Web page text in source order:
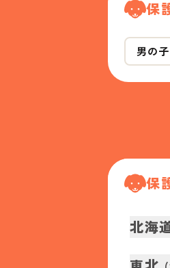
保
男の子
保
北海